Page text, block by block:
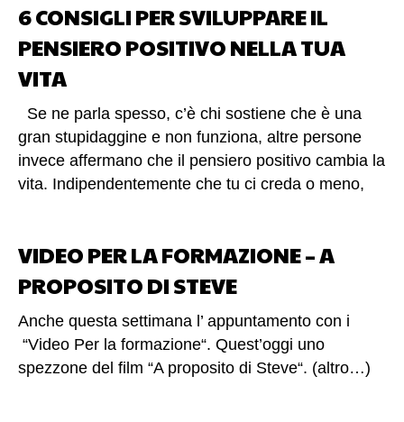
6 CONSIGLI PER SVILUPPARE IL
PENSIERO POSITIVO NELLA TUA
VITA
Se ne parla spesso, c’è chi sostiene che è una
gran stupidaggine e non funziona, altre persone
invece affermano che il pensiero positivo cambia la
vita. Indipendentemente che tu ci creda o meno,
conseguenza di vivere meglio. Perché il pensiero
positivo funziona? Più positivo sei e più sei
come mai le persone positive sono circondate da
tanta gente e riescono a coinvolgere con simpatia
e semplicità? Perché con pensieri positivi in testa
VIDEO PER LA FORMAZIONE – A
PROPOSITO DI STEVE
Anche questa settimana l’ appuntamento con i
“Video Per la formazione“. Quest’oggi uno
spezzone del film “A proposito di Steve“. (altro…)